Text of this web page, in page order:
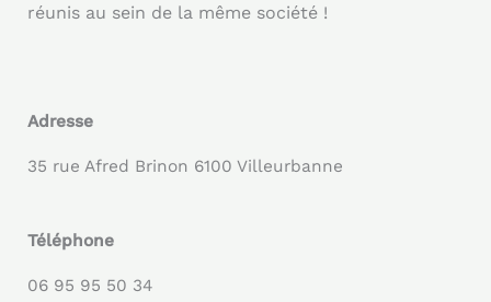
réunis au sein de la même société !
Adresse
35 rue Afred Brinon 6100 Villeurbanne
Téléphone
06 95 95 50 34